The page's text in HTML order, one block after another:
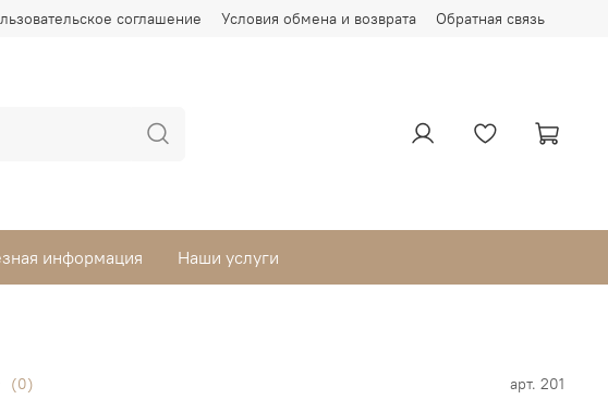
соглашение Условия обмена и возврата Обратная связь
информация Наши услуги
(0) арт. 201